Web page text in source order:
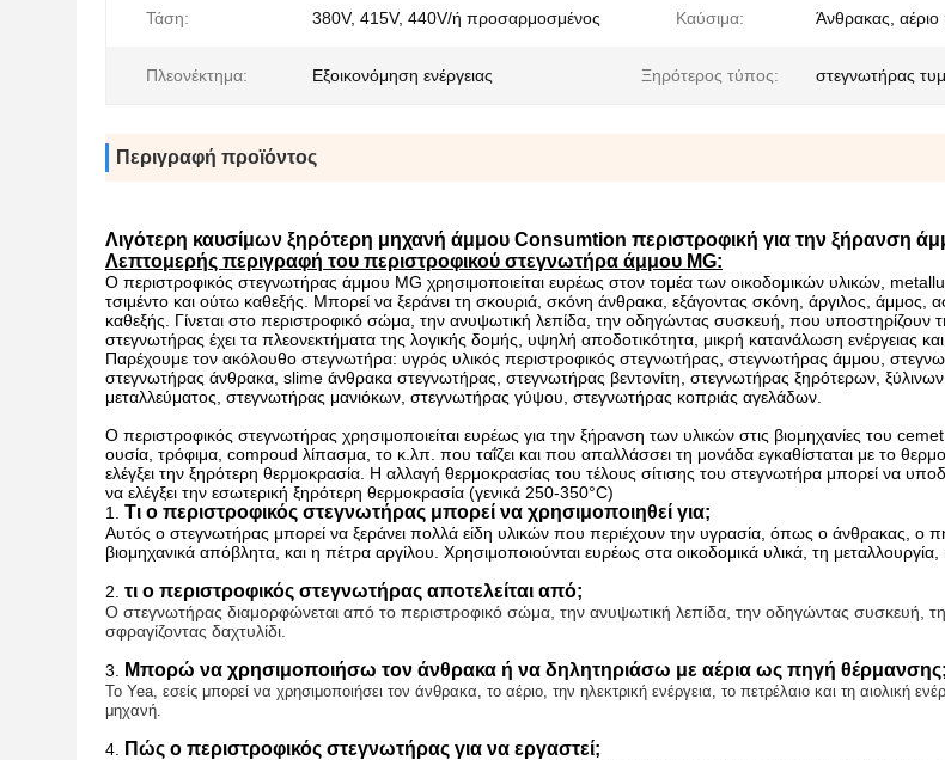
Τάση: 380V, 415V, 440V/ή προσαρμοσμένος Καύσιμα: Άνθρακας,
Πλεονέκτημα: Εξοικονόμηση ενέργειας Ξηρότερος τύπος: στεγνωτήρας
Περιγραφή προϊόντος
Λιγότερη καυσίμων ξηρότερη μηχανή άμμου Consumtion περιστροφική για την ξήρανση
Λεπτομερής περιγραφή του περιστροφικού στεγνωτήρα άμμου MG:
Ο περιστροφικός στεγνωτήρας άμμου MG χρησιμοποιείται ευρέως στον τομέα των οικοδομικών υλικών,
τσιμέντο και ούτω καθεξής. Μπορεί να ξεράνει τη σκουριά, σκόνη άνθρακα, εξάγοντας σκόνη, άργιλος, άμμος,
καθεξής. Γίνεται στο περιστροφικό σώμα, την ανυψωτική λεπίδα, την οδηγώντας συσκευή, που
στεγνωτήρας έχει τα πλεονεκτήματα της λογικής δομής, υψηλή αποδοτικότητα, μικρή κατανάλωση ενέργειας
Παρέχουμε τον ακόλουθο στεγνωτήρα: υγρός υλικός περιστροφικός στεγνωτήρας, στεγνωτήρας άμμου,
στεγνωτήρας άνθρακα, slime άνθρακα στεγνωτήρας, στεγνωτήρας βεντονίτη, στεγνωτήρας ξηρότερων,
μεταλλεύματος, στεγνωτήρας μανιόκων, στεγνωτήρας γύψου, στεγνωτήρας κοπριάς αγελάδων.
Ο περιστροφικός στεγνωτήρας χρησιμοποιείται ευρέως για την ξήρανση των υλικών στις βιομηχανίες του
ουσία, τρόφιμα, compoud λίπασμα, το κ.λπ. που ταΐζει και που απαλλάσσει τη μονάδα εγκαθίσταται με το
ελέγξει την ξηρότερη θερμοκρασία. Η αλλαγή θερμοκρασίας του τέλους σίτισης του στεγνωτήρα μπορεί να
να ελέγξει την εσωτερική ξηρότερη θερμοκρασία (γενικά 250-350°C)
1. Τι ο περιστροφικός στεγνωτήρας μπορεί να χρησιμοποιηθεί για;
Αυτός ο στεγνωτήρας μπορεί να ξεράνει πολλά είδη υλικών που περιέχουν την υγρασία, όπως ο άνθρακας, ο
βιομηχανικά απόβλητα, και η πέτρα αργίλου. Χρησιμοποιούνται ευρέως στα οικοδομικά υλικά, τη μεταλλουργία,
2. τι ο περιστροφικός στεγνωτήρας αποτελείται από;
Ο στεγνωτήρας διαμορφώνεται από το περιστροφικό σώμα, την ανυψωτική λεπίδα, την οδηγώντας συσκευή,
σφραγίζοντας δαχτυλίδι.
3. Μπορώ να χρησιμοποιήσω τον άνθρακα ή να δηλητηριάσω με αέρια ως πηγή θέρμανσης;
Το Yea, εσείς μπορεί να χρησιμοποιήσει τον άνθρακα, το αέριο, την ηλεκτρική ενέργεια, το πετρέλαιο και τη αιολική
μηχανή.
4. Πώς ο περιστροφικός στεγνωτήρας για να εργαστεί;